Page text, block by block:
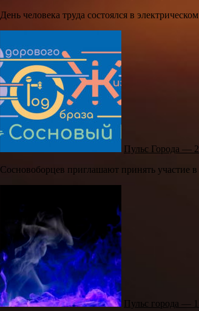
День человека труда состоялся в
Пульс Города —
Сосновоборцев приглашают принять участие
Пульс города —